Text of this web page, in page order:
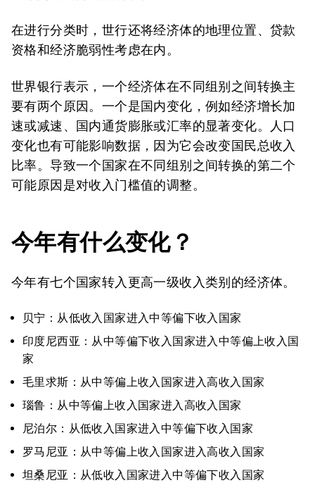
在进行分类时，世行还将经济体的地理位置、贷款
资格和经济脆弱性考虑在内。
世界银行表示，一个经济体在不同组别之间转换主
要有两个原因。一个是国内变化，例如经济增长加
速或减速、国内通货膨胀或汇率的显著变化。人口
变化也有可能影响数据，因为它会改变国民总收入
比率。导致一个国家在不同组别之间转换的第二个
可能原因是对收入门槛值的调整。
今年有什么变化？
今年有七个国家转入更高一级收入类别的经济体。
贝宁：从低收入国家进入中等偏下收入国家
印度尼西亚：从中等偏下收入国家进入中等偏上收入国
家
毛里求斯：从中等偏上收入国家进入高收入国家
瑙鲁：从中等偏上收入国家进入高收入国家
尼泊尔：从低收入国家进入中等偏下收入国家
罗马尼亚：从中等偏上收入国家进入高收入国家
坦桑尼亚：从低收入国家进入中等偏下收入国家